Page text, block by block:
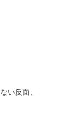
い反面、